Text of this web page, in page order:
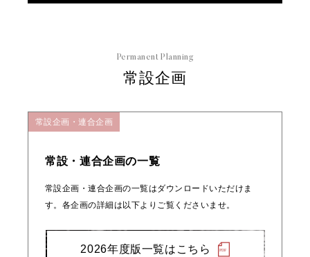
Permanent Planning
常設企画
常設企画・連合企画
常設・連合企画の一覧
常設企画・連合企画の一覧はダウンロードいただけま
す。各企画の詳細は以下よりご覧くださいませ。
2026年度版一覧はこちら